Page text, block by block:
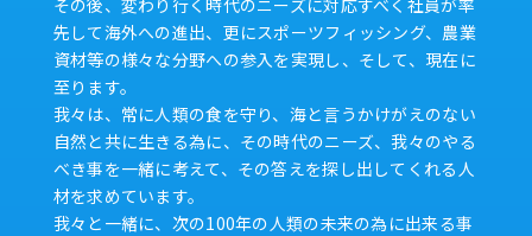
先して海外への進出、更にスポーツフィッシング、農業
資材等の様々な分野への参入を実現し、そして、現在に
至ります。
我々は、常に人類の食を守り、海と言うかけがえのない
自然と共に生きる為に、その時代のニーズ、我々のやる
べき事を一緒に考えて、その答えを探し出してくれる人
材を求めています。
我々と一緒に、次の100年の人類の未来の為に出来る事